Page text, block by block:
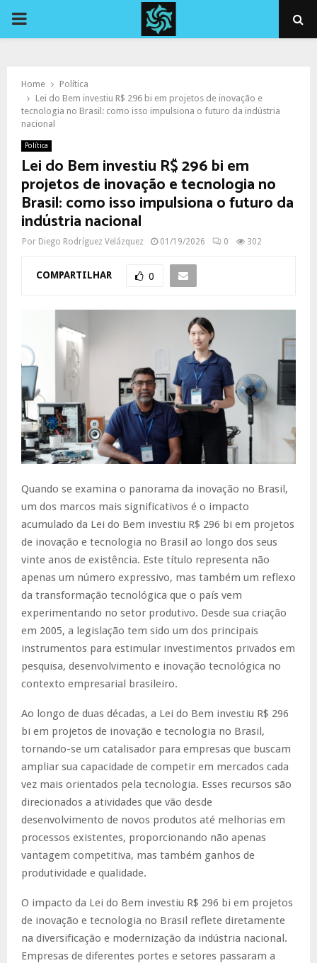
PRIMARY
Home
Política
Lei do Bem investiu R$ 296 bi em projetos de inovação e
tecnologia no Brasil: como isso impulsiona o futuro da indústria
nacional
Política
Lei do Bem investiu R$ 296 bi em
projetos de inovação e tecnologia no
Brasil: como isso impulsiona o futuro da
indústria nacional
Por Diego Rodríguez Velázquez 01/19/2026 0 302
COMPARTILHAR 0
Quando se examina o panorama da inovação no Brasil,
um dos marcos mais significativos é o impacto
acumulado da Lei do Bem investiu R$ 296 bi em projetos
de inovação e tecnologia no Brasil ao longo dos seus
vinte anos de existência. Este título representa não
apenas um número expressivo, mas também um reflexo
da transformação tecnológica que o país vem
experimentando no setor produtivo. Desde sua criação
em 2005, a legislação tem sido um dos principais
instrumentos para estimular investimentos privados em
pesquisa, desenvolvimento e inovação tecnológica no
contexto empresarial brasileiro.
Ao longo de duas décadas, a Lei do Bem investiu R$ 296
bi em projetos de inovação e tecnologia no Brasil,
tornando-se um catalisador para empresas que buscam
ampliar sua capacidade de competir em mercados cada
vez mais orientados pela tecnologia. Esses recursos são
direcionados a atividades que vão desde
desenvolvimento de novos produtos até melhorias em
processos existentes, proporcionando não apenas
vantagem competitiva, mas também ganhos de
produtividade e qualidade.
O impacto da Lei do Bem investiu R$ 296 bi em projetos
de inovação e tecnologia no Brasil reflete diretamente
na diversificação e modernização da indústria nacional.
Empresas de diferentes portes e setores passaram a